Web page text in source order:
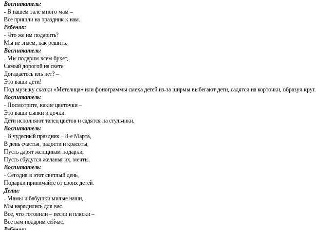
Воспитатель:
- В нашем зале много мам –
Все пришли на праздник к нам.
Ребенок:
- Что же им подарить?
Мы не знаем, как решить.
Воспитатель:
- Мы подарим всем букет,
Самый дорогой на свете
Догадаетесь иль нет? –
Это ваши дети!
Под музыку сказки «Метелица» или фонограммы смеха детей из-за ширмы выбегают дети, садятся на корточки, образуя круг.
Воспитатель:
- Посмотрите, какие цветочки –
Это ваши сынки и дочки.
Дети исполняют танец цветов и садятся на стульчики.
Воспитатель:
- В чудесный праздник – 8-е Марта,
В день счастья, радости и красоты,
Пусть дарят женщинам подарки,
Пусть сбудутся желанья их, мечты.
Воспитатель:
- Сегодня в этот светлый день,
Подарки принимайте от своих детей.
Дети:
- Мамы и бабушки милые наши,
Мы нарядились для вас.
Все, что готовили – песни и пляски –
Все вам подарим сейчас.